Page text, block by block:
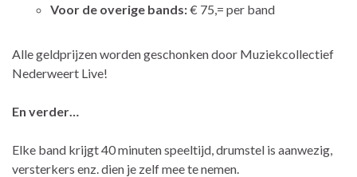
Voor de overige bands:€ 75,= per band
Alle geldprijzen worden geschonken door Muziekcollectief
Nederweert Live!
En verder…
Elke band krijgt 40 minuten speeltijd, drumstel is aanwezig,
versterkers enz. dien je zelf mee te nemen.